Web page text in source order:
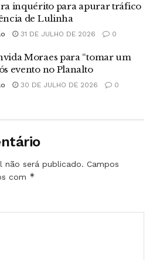
inquérito para apurar tráfico
de Lulinha
31 DE JULHO DE 2026 0
Moraes para “tomar um
evento no Planalto
30 DE JULHO DE 2026 0
não será publicado. Campos
com *